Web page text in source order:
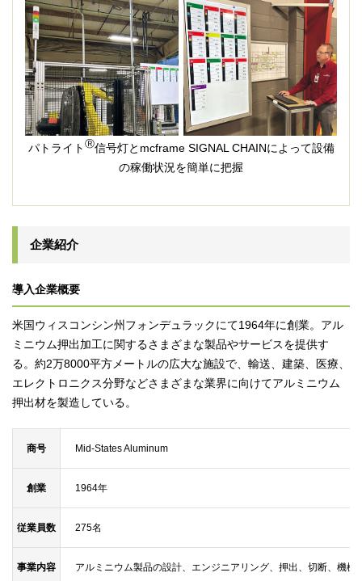
パトライト Ⓡ信号灯とmcframe SIGNAL CHAINによって設備
の稼働状況を簡単に把握
企業紹介
導入企業概要
米国ウィスコンシン州フォンデュラックにて1964年に創業。アル
ミニウム押出加工に関するさまざまな製品やサービスを提供す
る。約2万8000平方メートルの広大な施設で、輸送、建築、医療、
エレクトロニクス分野などさまざまな業界に向けてアルミニウム
押出材を製造している。
商号 Mid-States Aluminum
創業 1964年
従業員数 275名
事業内容 アルミニウム製品の設計、エンジニアリング、押出、切断、機械